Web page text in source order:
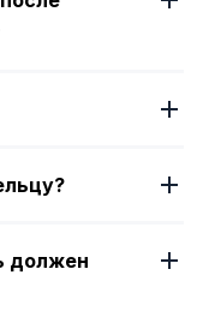
должен